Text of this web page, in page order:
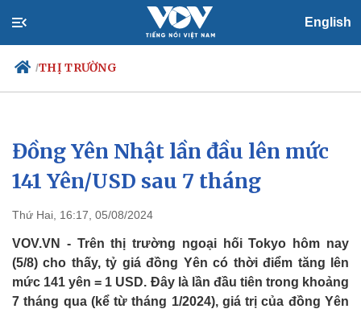
English
/THỊ TRƯỜNG
Chính trị
Đảng
Tổ chức nhân sự
Nhận diện sự thật
Xã hội
Tin 24h
Dự báo thời tiết
Việc làm
Biển đảo
Đồng Yên Nhật lần đầu lên mức
141 Yên/USD sau 7 tháng
Thứ Hai, 16:17, 05/08/2024
VOV.VN - Trên thị trường ngoại hối Tokyo hôm nay
(5/8) cho thấy, tỷ giá đồng Yên có thời điểm tăng lên
mức 141 yên = 1 USD. Đây là lần đầu tiên trong khoảng
7 tháng qua (kể từ tháng 1/2024), giá trị của đồng Yên